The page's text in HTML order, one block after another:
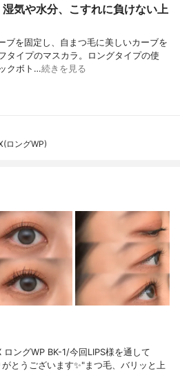
気や水分、こすれに負けない上
ブを固定し、自まつ毛に美しいカーブを
タイプのマスカラ。ロングタイプの使
クボト…続きを見る
ロングWP)
ングWP BK-1/今回LIPS様を通して
とうございます✨"まつ毛、バリッと上